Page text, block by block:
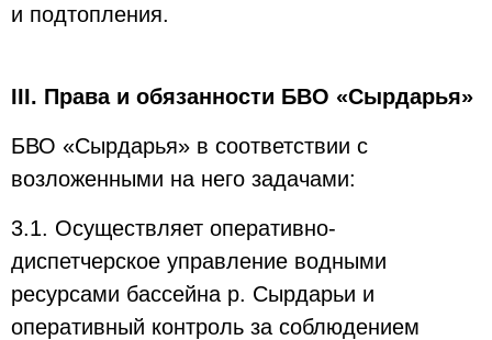
и подтопления.
III. Права и обязанности БВО «Сырдарья»
БВО «Сырдарья» в соответствии с
возложенными на него задачами:
3.1. Осуществляет оперативно-
диспетчерское управление водными
ресурсами бассейна р. Сырдарьи и
оперативный контроль за соблюдением